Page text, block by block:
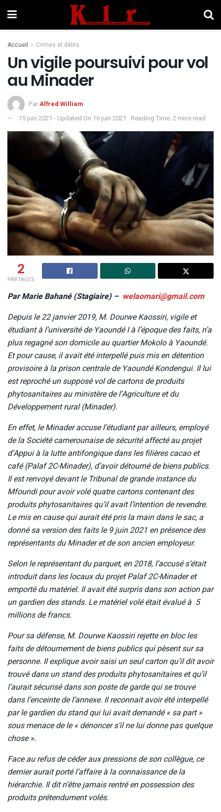
Accueil Crimes et délits
Un vigile poursuivi pour vol
au Minader
ParAlfred William
15 juin 2021 - Updated On 16 juin 2021
Reading Time: 2 mins read
2
PARTAGES
Par Marie Bahané (Stagiaire) – welaomari@gmail.com
Depuis le 22 janvier 2019, M. Dourwe Kaossiri, vigile et
étudiant à l’université de Yaoundé I à l’époque des faits, n’a
plus regagné son domicile au quartier Mokolo à Yaoundé.
Et pour cause, il avait été interpellé puis mis en détention
provisoire à la prison centrale de Yaoundé Kondengui. Il lui
est reproché un supposé vol de cartons de produits
phytosanitaires au ministère de l’Agriculture et du
Développement rural (Minader).
En effet, le Minader accuse l’étudiant par ailleurs, employé
de la Société camerounaise de sécurité affecté au projet
d’Appui à la lutte antifongique dans les filières cacao et
café (Palaf 2C-Minader), d’avoir détourné de biens publics.
Il est renvoyé devant le Tribunal de grande instance du
Mfoundi pour avoir volé quatre cartons contenant des
produits phytosanitaires qu’il avait l’intention de revendre.
Le mis en cause qui aurait été pris la main dans le sac, a
donné sa version des faits le 9 juin 2021 en présence des
représentants du Minader et de son ancien employeur.
Selon le représentant du parquet, en 2018, l’accusé s’était
introduit dans les locaux du projet Palaf 2C-Minader et
emporté du matériel. Il avait été surpris dans son action par
un gardien des stands. Le matériel volé était évalué à 5
millions de francs.
Pour sa défense, M. Dourwe Kaossiri rejette en bloc les
faits de détournement de biens publics qui pèsent sur sa
personne. Il explique avoir saisi un seul carton qu’il dit avoir
trouvé dans un stand des produits phytosanitaires et qu’il
l’aurait sécurisé dans son poste de garde qui se trouve
dans l’enceinte de l’annexe. Il reconnait avoir été interpellé
par le gardien du stand qui lui avait demandé « sa part »
sous menace de le « dénoncer s’il ne lui donne pas quelque
chose ».
Face au refus de céder aux pressions de son collègue, ce
dernier aurait porté l’affaire à la connaissance de la
hiérarchie. Il dit n’être jamais rentré en possession des
produits prétendument volés.